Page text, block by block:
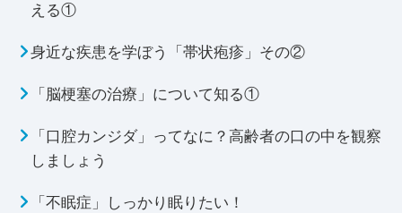
える①
身近な疾患を学ぼう「帯状疱疹」その②
「脳梗塞の治療」について知る①
「口腔カンジダ」ってなに？高齢者の口の中を観察
しましょう
「不眠症」しっかり眠りたい！